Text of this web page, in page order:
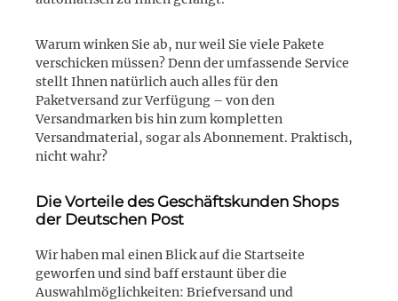
Warum winken Sie ab, nur weil Sie viele Pakete
verschicken müssen? Denn der umfassende Service
stellt Ihnen natürlich auch alles für den
Paketversand zur Verfügung – von den
Versandmarken bis hin zum kompletten
Versandmaterial, sogar als Abonnement. Praktisch,
nicht wahr?
Die Vorteile des Geschäftskunden Shops
der Deutschen Post
Wir haben mal einen Blick auf die Startseite
geworfen und sind baff erstaunt über die
Auswahlmöglichkeiten: Briefversand und